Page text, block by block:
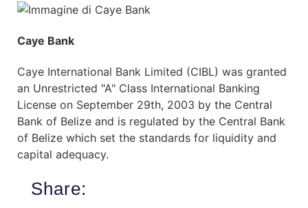
Caye Bank
Caye International Bank Limited (CIBL) was granted
an Unrestricted "A" Class International Banking
License on September 29th, 2003 by the Central
Bank of Belize and is regulated by the Central Bank
of Belize which set the standards for liquidity and
capital adequacy.
Share: